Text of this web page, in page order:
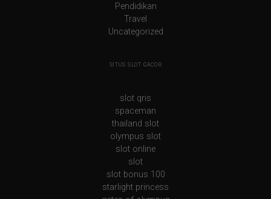
Pendidikan
Travel
Uncategorized
SITUS SLOT GACOR
slot qris
spaceman
thailand slot
olympus slot
slot online
slot
slot bonus 100
starlight princess